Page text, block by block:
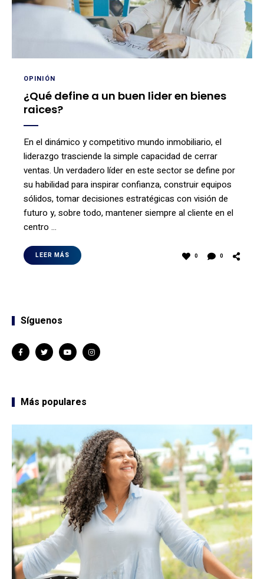
OPINIÓN
¿Qué define a un buen lider en bienes
raices?
En el dinámico y competitivo mundo inmobiliario, el
liderazgo trasciende la simple capacidad de cerrar
ventas. Un verdadero líder en este sector se define por
su habilidad para inspirar confianza, construir equipos
sólidos, tomar decisiones estratégicas con visión de
futuro y, sobre todo, mantener siempre al cliente en el
centro …
LEER MÁS 0 0
Síguenos
Más populares